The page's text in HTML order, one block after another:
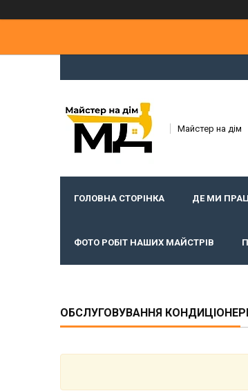
Майстер на дім
ГОЛОВНА СТОРІНКА ДЕ МИ
ФОТО РОБІТ НАШИХ МАЙСТРІВ
ОБСЛУГОВУВАННЯ